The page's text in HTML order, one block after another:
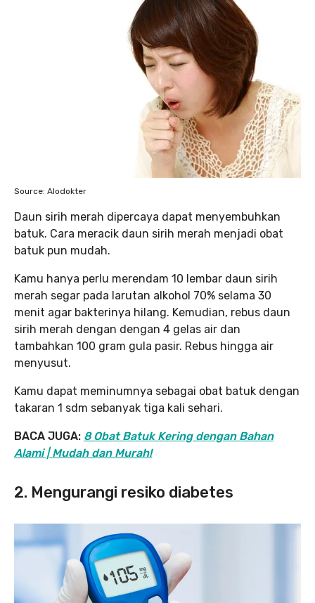
Source: Alodokter
Daun sirih merah dipercaya dapat menyembuhkan
batuk. Cara meracik daun sirih merah menjadi obat
batuk pun mudah.
Kamu hanya perlu merendam 10 lembar daun sirih
merah segar pada larutan alkohol 70% selama 30
menit agar bakterinya hilang. Kemudian, rebus daun
sirih merah dengan dengan 4 gelas air dan
tambahkan 100 gram gula pasir. Rebus hingga air
menyusut.
Kamu dapat meminumnya sebagai obat batuk dengan
takaran 1 sdm sebanyak tiga kali sehari.
BACA JUGA: 8 Obat Batuk Kering dengan Bahan
Alami | Mudah dan Murah!
2. Mengurangi resiko diabetes